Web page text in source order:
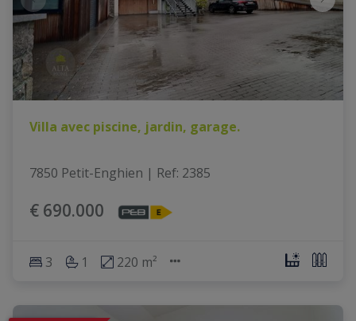
Villa avec piscine, jardin, garage.
7850 Petit-Enghien | Ref: 2385
€ 690.000
3 1 220 m²